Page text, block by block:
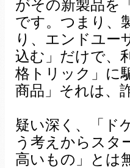
がその新製品を
です。つまり、
り、エンドユー
込む」だけで、
格トリック」に
商品」それは、
疑い深く、「ド
う考えからスタ
高いもの」とは